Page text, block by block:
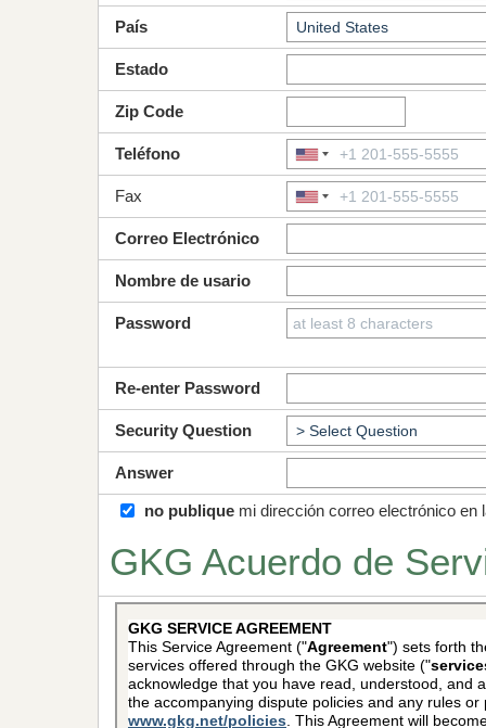
País
Estado
Zip Code
Teléfono
Fax
Correo Electrónico
Nombre de usario
Password
Re-enter Password
Security Question
Answer
no publique mi dirección correo electrónico
GKG Acuerdo de